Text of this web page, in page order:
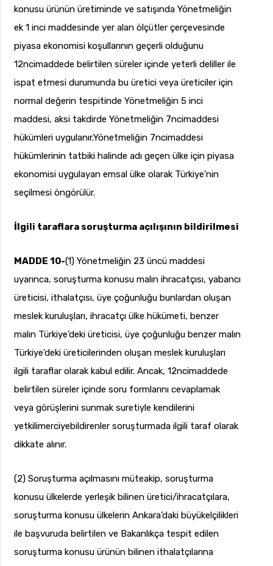
konusu ürünün üretiminde ve satışında Yönetmeliğin
ek 1 inci maddesinde yer alan ölçütler çerçevesinde
piyasa ekonomisi koşullarının geçerli olduğunu
12ncimaddede belirtilen süreler içinde yeterli deliller ile
ispat etmesi durumunda bu üretici veya üreticiler için
normal değerin tespitinde Yönetmeliğin 5 inci
maddesi, aksi takdirde Yönetmeliğin 7ncimaddesi
hükümleri uygulanır.Yönetmeliğin 7ncimaddesi
hükümlerinin tatbiki halinde adı geçen ülke için piyasa
ekonomisi uygulayan emsal ülke olarak Türkiye’nin
seçilmesi öngörülür.
İlgili taraflara soruşturma açılışının bildirilmesi
MADDE 10-(1) Yönetmeliğin 23 üncü maddesi
uyarınca, soruşturma konusu malın ihracatçısı, yabancı
üreticisi, ithalatçısı, üye çoğunluğu bunlardan oluşan
meslek kuruluşları, ihracatçı ülke hükümeti, benzer
malın Türkiye’deki üreticisi, üye çoğunluğu benzer malın
Türkiye’deki üreticilerinden oluşan meslek kuruluşları
ilgili taraflar olarak kabul edilir. Ancak, 12ncimaddede
belirtilen süreler içinde soru formlarını cevaplamak
veya görüşlerini sunmak suretiyle kendilerini
yetkilimerciyebildirenler soruşturmada ilgili taraf olarak
dikkate alınır.
(2) Soruşturma açılmasını müteakip, soruşturma
konusu ülkelerde yerleşik bilinen üretici/ihracatçılara,
soruşturma konusu ülkelerin Ankara’daki büyükelçilikleri
ile başvuruda belirtilen ve Bakanlıkça tespit edilen
soruşturma konusu ürünün bilinen ithalatçılarına